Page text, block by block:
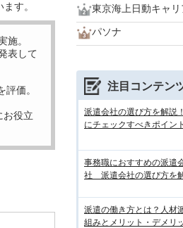
す。
施。
表して
評価。
お役立
東京海上日動キャリ
パソナ
注目コンテン
派遣会社の選び方を解説
にチェックすべきポイン
事務職におすすめの派遣
社 派遣会社の選び方を
派遣の働き方とは？人材
組みとメリット・デメリ